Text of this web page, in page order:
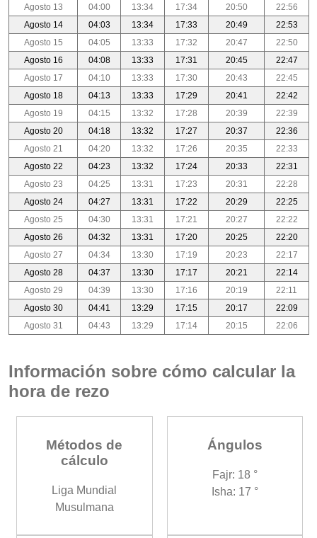
Agosto 13
04:00 13:34 17:34 20:50
22:56
Agosto 14
04:03 13:34 17:33 20:49
22:53
Agosto 15
04:05 13:33 17:32 20:47
22:50
Agosto 16
04:08 13:33 17:31 20:45
22:47
Agosto 17
04:10 13:33 17:30 20:43
22:45
Agosto 18
04:13 13:33 17:29 20:41
22:42
Agosto 19
04:15 13:32 17:28 20:39
22:39
Agosto 20
04:18 13:32 17:27 20:37
22:36
Agosto 21
04:20 13:32 17:26 20:35
22:33
Agosto 22
04:23 13:32 17:24 20:33
22:31
Agosto 23
04:25 13:31 17:23 20:31
22:28
Agosto 24
04:27 13:31 17:22 20:29
22:25
Agosto 25
04:30 13:31 17:21 20:27
22:22
Agosto 26
04:32 13:31 17:20 20:25
22:20
Agosto 27
04:34 13:30 17:19 20:23
22:17
Agosto 28
04:37 13:30 17:17 20:21
22:14
Agosto 29
04:39 13:30 17:16 20:19
22:11
Agosto 30
04:41 13:29 17:15 20:17
22:09
Agosto 31
04:43 13:29 17:14 20:15 22:06
Información sobre cómo calcular la
hora de rezo
Métodos de
cálculo
Liga Mundial
Musulmana
Ángulos
Fajr: 18 °
Isha: 17 °